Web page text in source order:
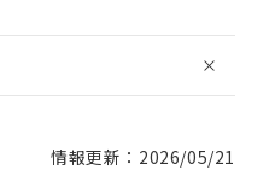
情報更新：2026/05/21